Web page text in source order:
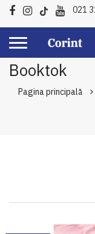
021
Booktok
Pagina principală